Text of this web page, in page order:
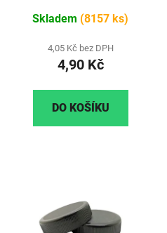
Skladem (8157 ks)
4,05 Kč bez DPH
4,90 Kč
DO KOŠÍKU